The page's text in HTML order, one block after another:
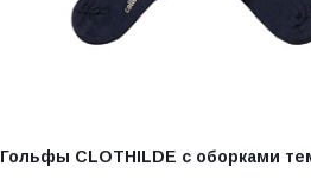
Гольфы CLOTHILDE с оборками